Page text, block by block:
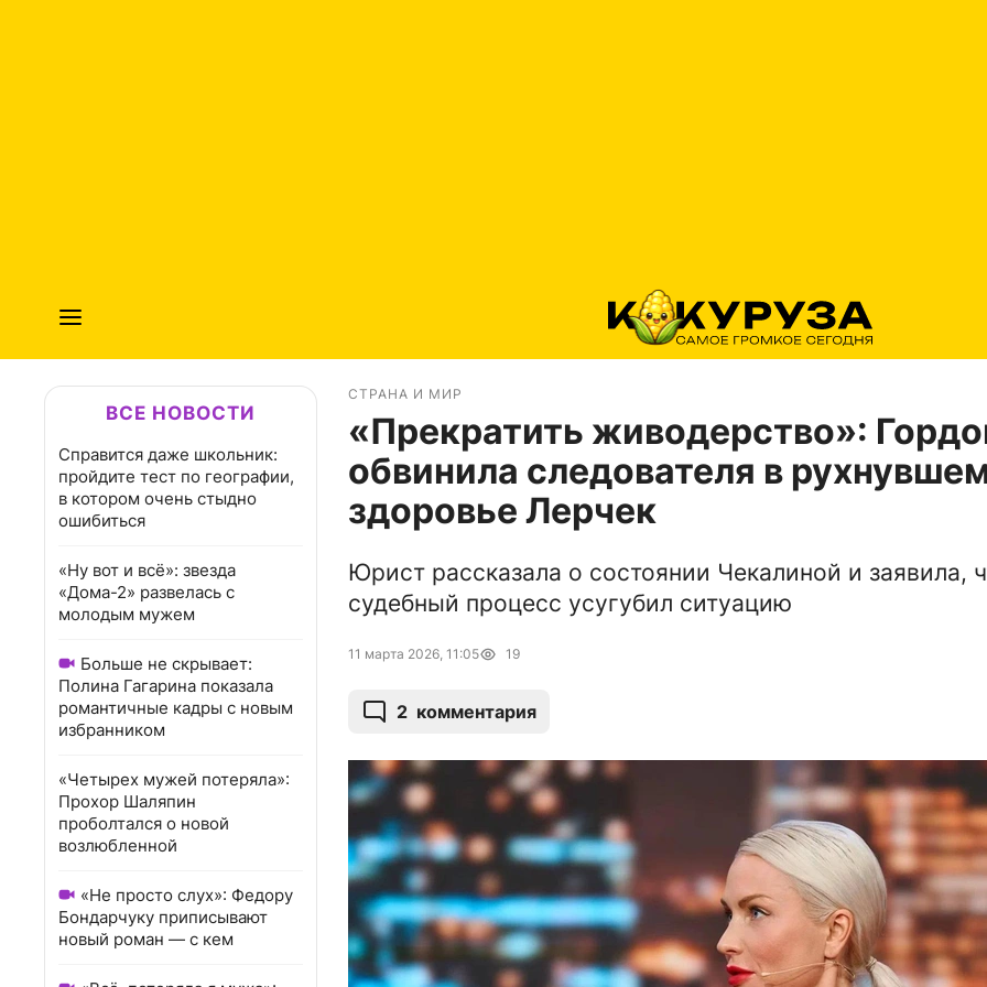
ВСЕ НОВОСТИ
Справится даже школьник:
пройдите тест по географии,
в котором очень стыдно
ошибиться
«Ну вот и всё»: звезда
«Дома-2» развелась с
молодым мужем
Больше не скрывает:
Полина Гагарина показала
романтичные кадры с новым
избранником
«Четырех мужей потеряла»:
Прохор Шаляпин
проболтался о новой
возлюбленной
«Не просто слух»: Федору
Бондарчуку приписывают
новый роман — с кем
СТРАНА И МИР
«Прекратить живодерство»:
обвинила следователя в
здоровье Лерчек
Юрист рассказала о состоянии Чекалиной и заявила,
судебный процесс усугубил ситуацию
11 марта 2026, 11:05 19
2 комментария